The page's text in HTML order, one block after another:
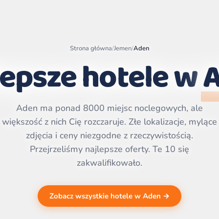
CARTO
Strona główna/Jemen/Aden
hotele w
Aden ma ponad 8000 miejsc noclegowych, ale
większość z nich Cię rozczaruje. Złe lokalizacje, mylące
zdjęcia i ceny niezgodne z rzeczywistością.
Przejrzeliśmy najlepsze oferty. Te 10 się
zakwalifikowało.
Zobacz wszystkie hotele w Aden →